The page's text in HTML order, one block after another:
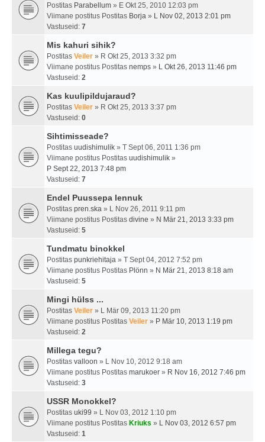
Postitas Parabellum » E Okt 25, 2010 12:03 pm
Viimane postitus Postitas Borja » L Nov 02, 2013 2:01 pm
Vastuseid: 7
Mis kahuri sihik?
Postitas Veiler » R Okt 25, 2013 3:32 pm
Viimane postitus Postitas nemps » L Okt 26, 2013 11:46 pm
Vastuseid: 2
Kas kuulipildujaraud?
Postitas Veiler » R Okt 25, 2013 3:37 pm
Vastuseid: 0
Sihtimisseade?
Postitas uudishimulik » T Sept 06, 2011 1:36 pm
Viimane postitus Postitas uudishimulik »
P Sept 22, 2013 7:48 pm
Vastuseid: 7
Endel Puussepa lennuk
Postitas pren.ska » L Nov 26, 2011 9:11 pm
Viimane postitus Postitas divine » N Mär 21, 2013 3:33 pm
Vastuseid: 5
Tundmatu binokkel
Postitas punkriehitaja » T Sept 04, 2012 7:52 pm
Viimane postitus Postitas Plönn » N Mär 21, 2013 8:18 am
Vastuseid: 5
Mingi hülss ...
Postitas Veiler » L Mär 09, 2013 11:20 pm
Viimane postitus Postitas Veiler » P Mär 10, 2013 1:19 pm
Vastuseid: 2
Millega tegu?
Postitas valloon » L Nov 10, 2012 9:18 am
Viimane postitus Postitas marukoer » R Nov 16, 2012 7:46 pm
Vastuseid: 3
USSR Monokkel?
Postitas uki99 » L Nov 03, 2012 1:10 pm
Viimane postitus Postitas Kriuks » L Nov 03, 2012 6:57 pm
Vastuseid: 1